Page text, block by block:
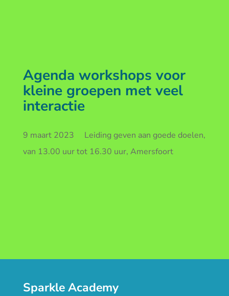
Agenda workshops voor
kleine groepen met veel
interactie
9 maart 2023 Leiding geven aan goede doelen,
van 13.00 uur tot 16.30 uur, Amersfoort
Sparkle Academy